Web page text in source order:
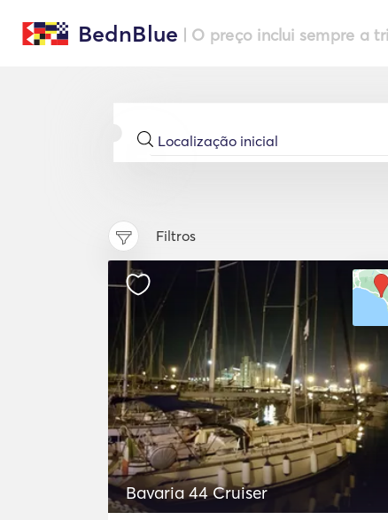
BednBlue | O preço inclui sempre a
Filtros
Bavaria 44 Cruiser